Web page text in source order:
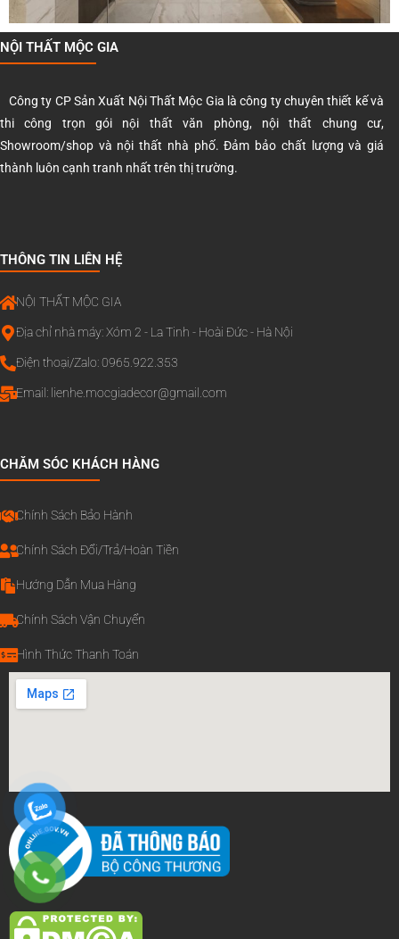
NỘI THẤT MỘC GIA
Công ty CP Sản Xuất Nội Thất Mộc Gia là công ty chuyên thiết kế và
thi công trọn gói nội thất văn phòng, nội thất chung cư,
Showroom/shop và nội thất nhà phố. Đảm bảo chất lượng và giá
thành luôn cạnh tranh nhất trên thị trường.
THÔNG TIN LIÊN HỆ
NỘI THẤT MỘC GIA
Địa chỉ nhà máy: Xóm 2 - La Tinh - Hoài Đức - Hà Nội
Điện thoại/Zalo: 0965.922.353
Email: lienhe.mocgiadecor@gmail.com
CHĂM SÓC KHÁCH HÀNG
Chính Sách Bảo Hành
Chính Sách Đổi/Trả/Hoàn Tiền
Hướng Dẫn Mua Hàng
Chính Sách Vận Chuyển
Hình Thức Thanh Toán